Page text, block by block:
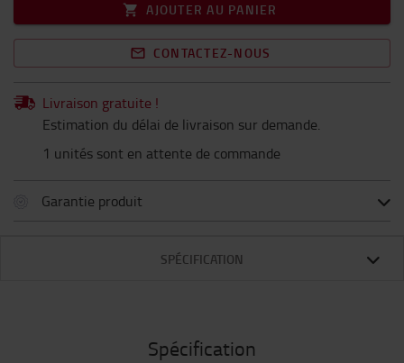
AJOUTER AU PANIER
CONTACTEZ-NOUS
Livraison gratuite !
Estimation du délai de livraison sur demande.
1 unités sont en attente de commande
Garantie produit
SPÉCIFICATION
Spécification